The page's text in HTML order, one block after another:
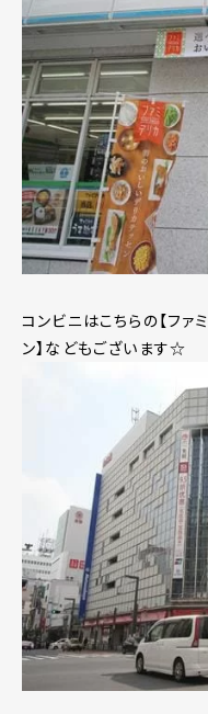
コンビニはこちらの【ファ
ン】などもございます☆